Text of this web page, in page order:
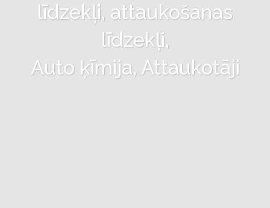
līdzekļi, attaukošanas
līdzekļi,
Auto ķīmija, Attaukotāji